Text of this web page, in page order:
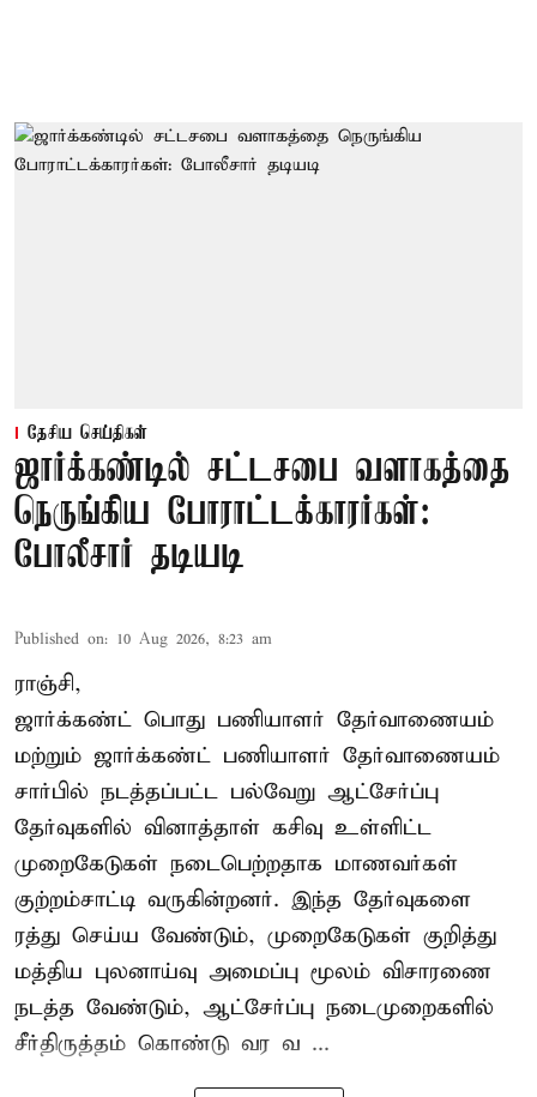
தேசிய செய்திகள்
ஜார்க்கண்டில் சட்டசபை வளாகத்தை
நெருங்கிய போராட்டக்காரர்கள்:
போலீசார் தடியடி
Published on: 10 Aug 2026, 8:23 am
ராஞ்சி,
ஜார்க்கண்ட் பொது பணியாளர் தேர்வாணையம்
மற்றும் ஜார்க்கண்ட் பணியாளர் தேர்வாணையம்
சார்பில் நடத்தப்பட்ட பல்வேறு ஆட்சேர்ப்பு
தேர்வுகளில் வினாத்தாள் கசிவு உள்ளிட்ட
முறைகேடுகள் நடைபெற்றதாக மாணவர்கள்
குற்றம்சாட்டி வருகின்றனர். இந்த தேர்வுகளை
ரத்து செய்ய வேண்டும், முறைகேடுகள் குறித்து
மத்திய புலனாய்வு அமைப்பு மூலம் விசாரணை
நடத்த வேண்டும், ஆட்சேர்ப்பு நடைமுறைகளில்
சீர்திருத்தம் கொண்டு வர வ ...